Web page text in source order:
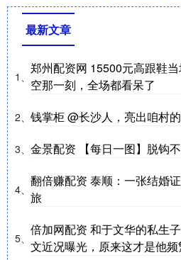
最新文章
1、
郑州配资网 15500元高跟鞋
空那一刻，全场都看呆了
2、 钱掌柜 @长沙人，亮出咱村的
3、 金景配资 【每日一图】脱钩
4、
翻倍赚配资 泰顺：一张结婚
旅
5、
倍加网配资 和于文华的私生
文近况曝光，原来这才是他